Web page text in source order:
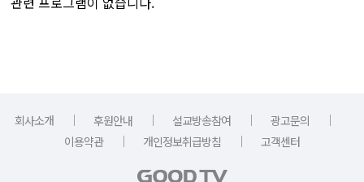
회사소개 ｜ 후원안내 ｜ 설교방송참여 ｜ 광고문의
｜
이용약관
｜ 개인정보취급방침 ｜ 고객센터